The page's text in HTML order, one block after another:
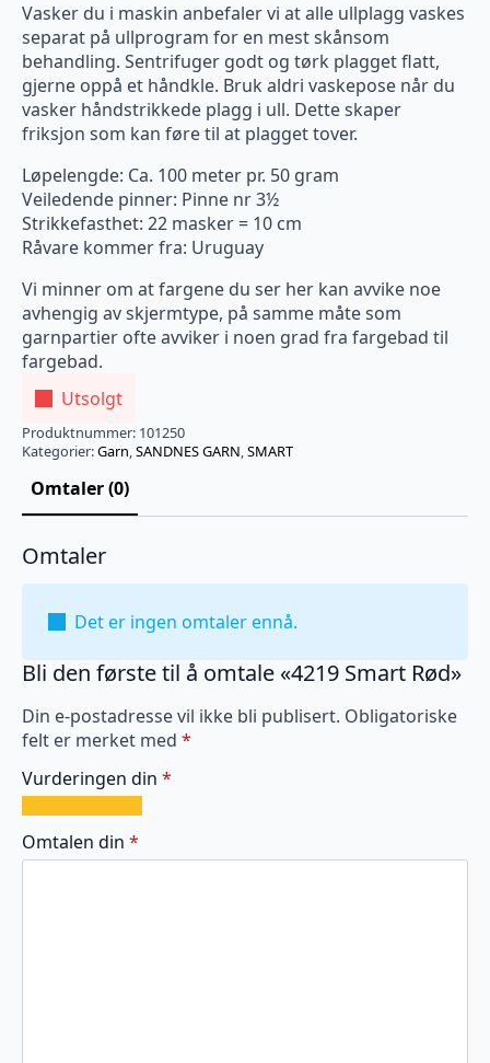
Vasker du i maskin anbefaler vi at alle ullplagg vaskes
separat på ullprogram for en mest skånsom
behandling. Sentrifuger godt og tørk plagget flatt,
gjerne oppå et håndkle. Bruk aldri vaskepose når du
vasker håndstrikkede plagg i ull. Dette skaper
friksjon som kan føre til at plagget tover.
Løpelengde: Ca. 100 meter pr. 50 gram
Veiledende pinner: Pinne nr 3½
Strikkefasthet: 22 masker = 10 cm
Råvare kommer fra: Uruguay
Vi minner om at fargene du ser her kan avvike noe
avhengig av skjermtype, på samme måte som
garnpartier ofte avviker i noen grad fra fargebad til
fargebad.
Utsolgt
Produktnummer: 101250
Kategorier:Garn,SANDNES GARN,SMART
Omtaler (0)
Omtaler
Det er ingen omtaler ennå.
Bli den første til å omtale «4219 Smart Rød»
Din e-postadresse vil ikke bli publisert. Obligatoriske
felt er merket med *
Vurderingen din *
av
5
av
5
av
5
av
5
av
5
Omtalen din *